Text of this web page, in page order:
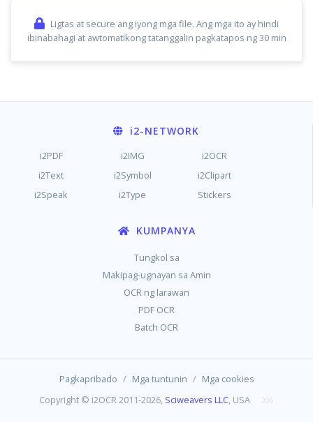
Ligtas at secure ang iyong mga file. Ang mga ito ay hindi
ibinabahagi at awtomatikong tatanggalin pagkatapos ng 30 min
i2-NETWORK
i2PDF i2IMG
i2OCR
i2Text
i2Symbol
i2Clipart
i2Speak
i2Type Stickers
KUMPANYA
Tungkol sa
Makipag-ugnayan sa Amin
OCR ng larawan
PDF OCR
Batch OCR
Pagkapribado / Mga tuntunin / Mga cookies
Copyright © i2OCR 2011-2026, Sciweavers LLC, USA 206